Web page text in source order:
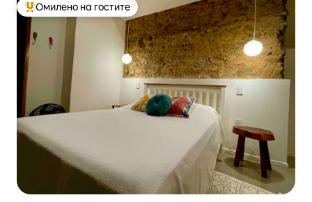
Меѓу најуспешните „Омилени на гостите“
Омилено на гостите